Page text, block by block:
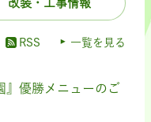
改装・工事情報
RSS 一覧を見る
』優勝メニューのご